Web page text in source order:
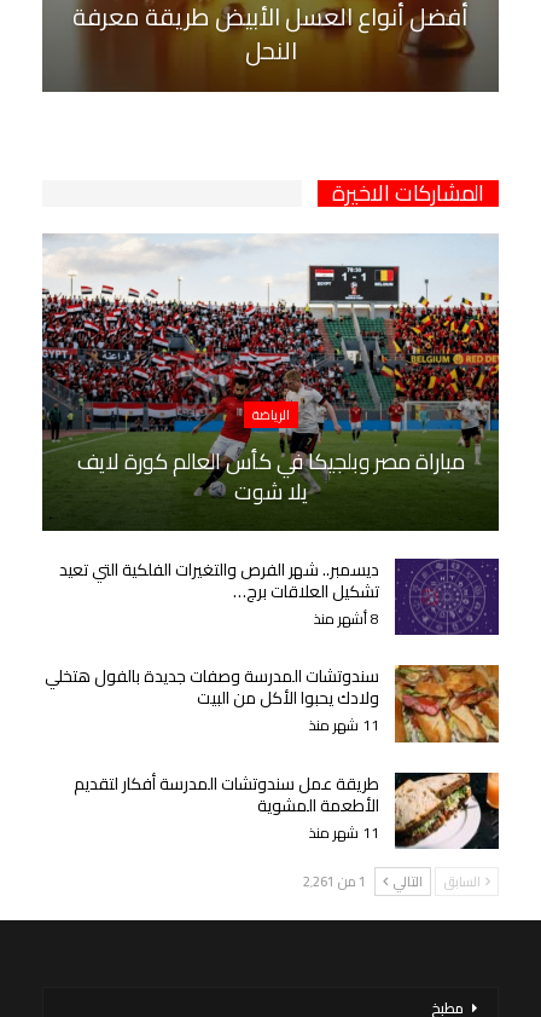
أفضل أنواع العسل الأبيض طريقة معرفة
النحل
المشاركات الاخيرة
الرياضة
مباراة مصر وبلجيكا في كأس العالم كورة لايف
يلا شوت
ديسمبر.. شهر الفرص والتغيرات الفلكية التي تعيد
تشكيل العلاقات برج…
8 أشهر منذ
سندوتشات المدرسة وصفات جديدة بالفول هتخلي
ولادك يحبوا الأكل من البيت
11 شهر منذ
طريقة عمل سندوتشات المدرسة أفكار لتقديم
الأطعمة المشوية
11 شهر منذ
السابق التالي 1 من 2٬261
مطبخ